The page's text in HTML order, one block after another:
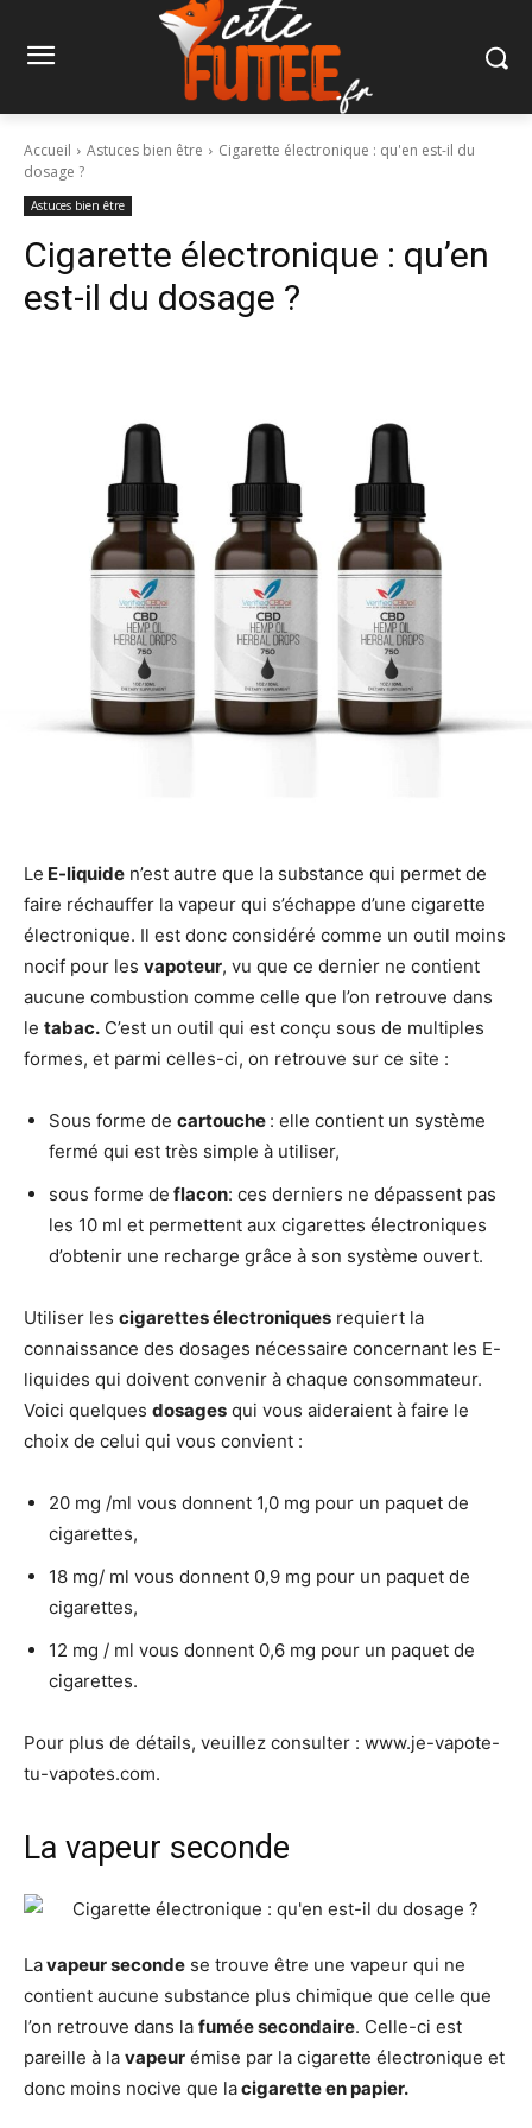
Accueil Astuces bien être
Cigarette électronique : qu'en est-il du
dosage ?
Astuces bien être
Cigarette électronique : qu’en
est-il du dosage ?
Le E-liquide n’est autre que la substance qui permet de
faire réchauffer la vapeur qui s’échappe d’une cigarette
électronique. Il est donc considéré comme un outil moins
nocif pour les vapoteur, vu que ce dernier ne contient
aucune combustion comme celle que l’on retrouve dans
le tabac. C’est un outil qui est conçu sous de multiples
formes, et parmi celles-ci, on retrouve sur ce site :
Sous forme de cartouche : elle contient un système
fermé qui est très simple à utiliser,
sous forme de flacon: ces derniers ne dépassent pas
les 10 ml et permettent aux cigarettes électroniques
d’obtenir une recharge grâce à son système ouvert.
Utiliser les cigarettes électroniques requiert la
connaissance des dosages nécessaire concernant les E-
liquides qui doivent convenir à chaque consommateur.
Voici quelques dosages qui vous aideraient à faire le
choix de celui qui vous convient :
20 mg /ml vous donnent 1,0 mg pour un paquet de
cigarettes,
18 mg/ ml vous donnent 0,9 mg pour un paquet de
cigarettes,
12 mg / ml vous donnent 0,6 mg pour un paquet de
cigarettes.
Pour plus de détails, veuillez consulter : www.je-vapote-
tu-vapotes.com.
La vapeur seconde
Lavapeur seconde se trouve être une vapeur qui ne
contient aucune substance plus chimique que celle que
l’on retrouve dans la fumée secondaire. Celle-ci est
pareille à la vapeur émise par la cigarette électronique et
donc moins nocive que lacigarette en papier.